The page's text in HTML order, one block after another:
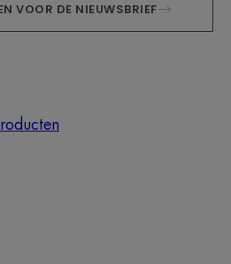
VOOR DE NIEUWSBRIEF